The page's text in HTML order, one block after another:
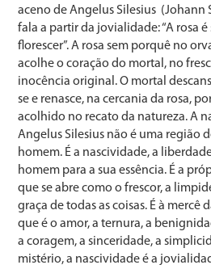
aceno de Angelus Silesius (Johann
fala a partir da jovialidade: “A rosa
florescer”. A rosa sem porquê no
acolhe o coração do mortal, no
inocência original. O mortal
se e renasce, na cercania da rosa,
acolhido no recato da natureza. A
Angelus Silesius não é uma região
homem. É a nascividade, a
homem para a sua essên­cia. É a
que se abre como o frescor, a
graça de todas as coisas. É à mercê
que é o amor, a ternura, a
a coragem, a sinceridade, a
mistério, a nascividade é a